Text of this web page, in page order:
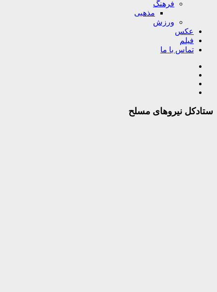
فرهنگ
مذهبی
ورزش
عکس
فیلم
تماس با ما
ستادکل نیروهای مسلح